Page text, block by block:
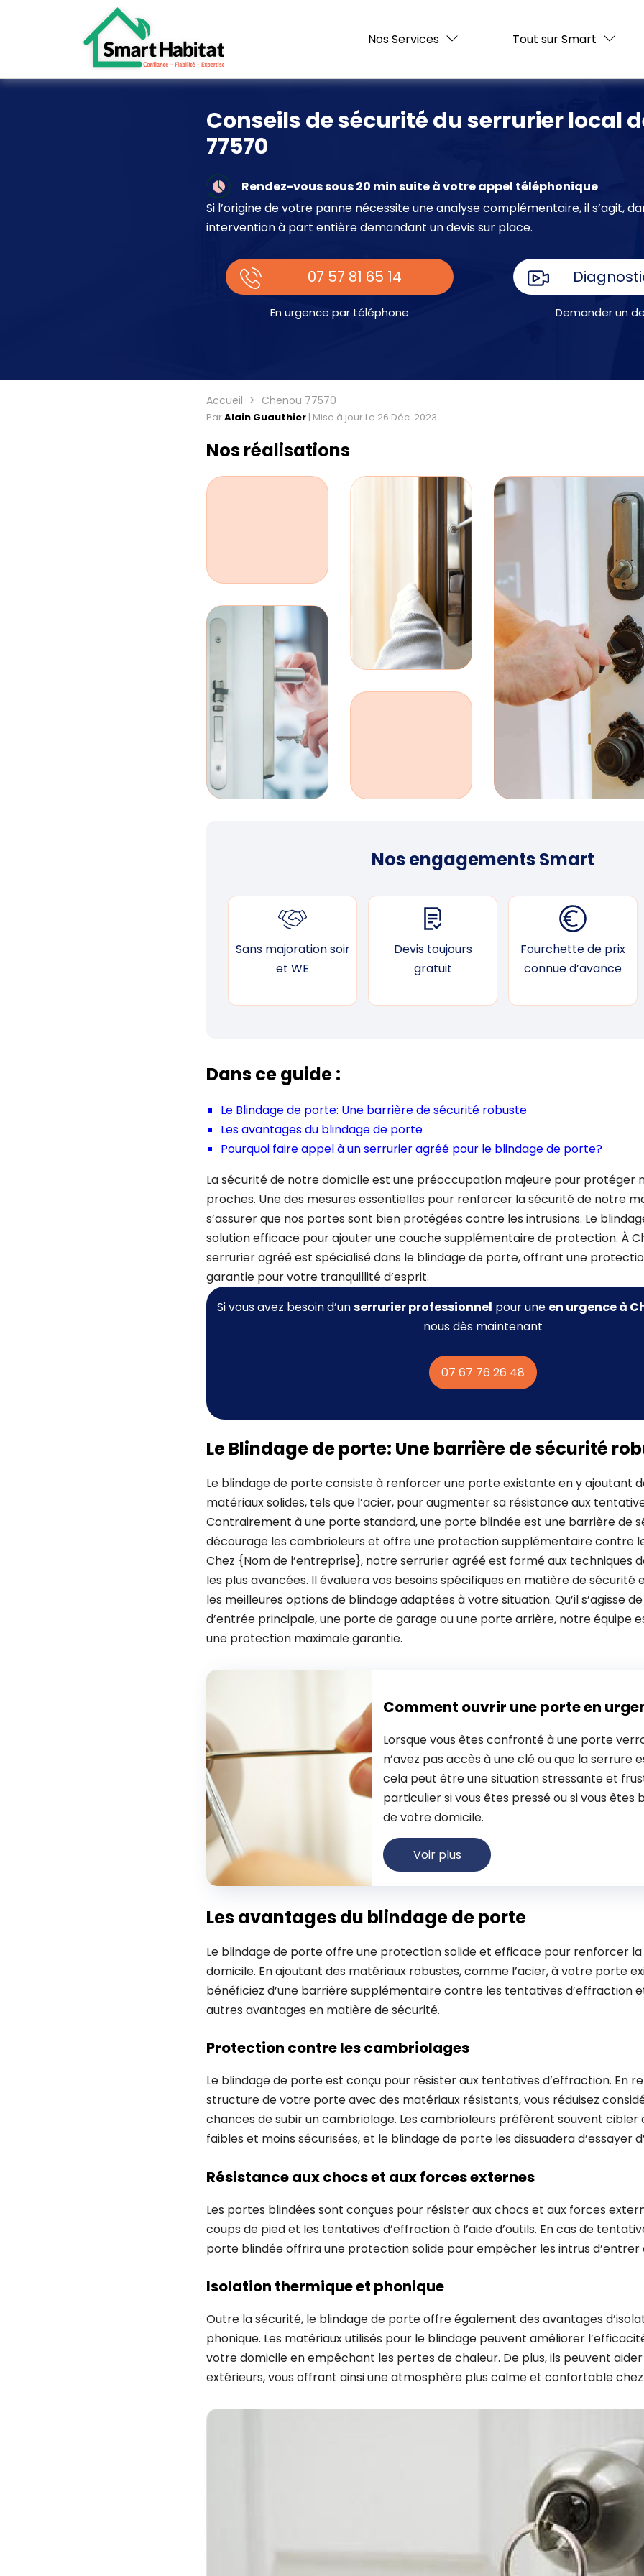
Nos Services Tout sur Smart
Conseils de sécurité du serrurier local
77570
Rendez-vous sous 20 min suite à votre appel téléphonique
Si l’origine de votre panne nécessite une analyse complémentaire, il s’agit,
intervention à part entière demandant un devis sur place.
07 57 81 65 14
En urgence par téléphone Demander un
Accueil Chenou 77570
ParAlain Guauthier | Mise à jour Le 26 Déc. 2023
Nos réalisations
Nos engagements Smart
Sans majoration soir
et WE
Devis toujours
gratuit
Fourchette de prix
connue d’avance
Dans ce guide :
Le Blindage de porte: Une barrière de sécurité robuste
Les avantages du blindage de porte
Pourquoi faire appel à un serrurier agréé pour le blindage de porte?
La sécurité de notre domicile est une préoccupation majeure pour protéger
proches. Une des mesures essentielles pour renforcer la sécurité de notre
s’assurer que nos portes sont bien protégées contre les intrusions. Le
solution efficace pour ajouter une couche supplémentaire de protection. À
serrurier agréé est spécialisé dans le blindage de porte, offrant une
garantie pour votre tranquillité d’esprit.
Si vous avez besoin d’unserrurier professionnel pour une en urgence à
nous dès maintenant
07 67 76 26 48
Le Blindage de porte: Une barrière de sécurité
Le blindage de porte consiste à renforcer une porte existante en y ajoutant
matériaux solides, tels que l’acier, pour augmenter sa résistance aux
Contrairement à une porte standard, une porte blindée est une barrière de
décourage les cambrioleurs et offre une protection supplémentaire contre
Chez {Nom de l’entreprise}, notre serrurier agréé est formé aux techniques
les plus avancées. Il évaluera vos besoins spécifiques en matière de sécurité
les meilleures options de blindage adaptées à votre situation. Qu’il s’agisse
d’entrée principale, une porte de garage ou une porte arrière, notre équipe
une protection maximale garantie.
Comment ouvrir une porte en
Lorsque vous êtes confronté à une porte
n’avez pas accès à une clé ou que la serrure
cela peut être une situation stressante et
particulier si vous êtes pressé ou si vous êtes
de votre domicile.
Voir plus
Les avantages du blindage de porte
Le blindage de porte offre une protection solide et efficace pour renforcer
domicile. En ajoutant des matériaux robustes, comme l’acier, à votre porte
bénéficiez d’une barrière supplémentaire contre les tentatives d’effraction
autres avantages en matière de sécurité.
Protection contre les cambriolages
Le blindage de porte est conçu pour résister aux tentatives d’effraction. En
structure de votre porte avec des matériaux résistants, vous réduisez
chances de subir un cambriolage. Les cambrioleurs préfèrent souvent cibler
faibles et moins sécurisées, et le blindage de porte les dissuadera d’essayer
Résistance aux chocs et aux forces externes
Les portes blindées sont conçues pour résister aux chocs et aux forces
coups de pied et les tentatives d’effraction à l’aide d’outils. En cas de
porte blindée offrira une protection solide pour empêcher les intrus d’entrer
Isolation thermique et phonique
Outre la sécurité, le blindage de porte offre également des avantages
phonique. Les matériaux utilisés pour le blindage peuvent améliorer
votre domicile en empêchant les pertes de chaleur. De plus, ils peuvent
extérieurs, vous offrant ainsi une atmosphère plus calme et confortable chez